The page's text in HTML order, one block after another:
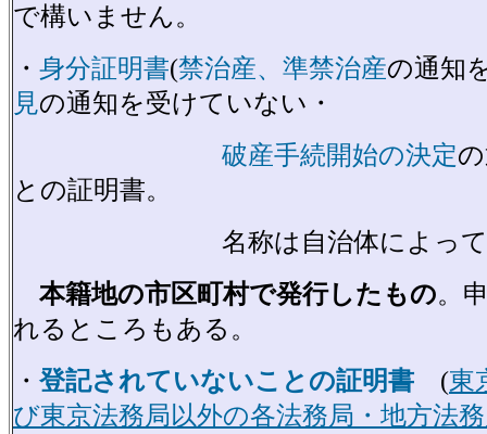
で構いません。
・ 身分証明書(禁治産、準禁治産の通知
見の通知を受けていない・
破産手続開始の決定
との証明書。
名称は自治体によって異な
本籍地の市区町村で発行したもの。
れるところもある。
・ 登記されていないことの証明書 (東
び東京法務局以外の各法務局・地方法